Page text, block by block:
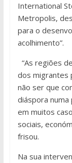
International
Metropolis,
para o
acolhimento”.
“As regiões
dos migrantes
não ser que
diáspora
em muitos
sociais,
frisou.
Na sua